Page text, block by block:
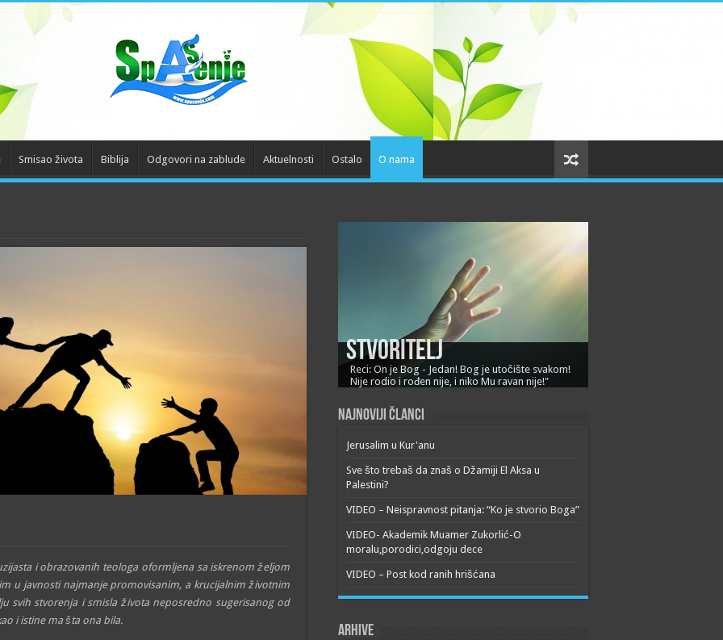
Smisao života Biblija Odgovori na zablude Aktuelnosti Ostalo O nama
i obrazovanih teologa oformljena sa iskrenom željom
u javnosti najmanje promovisanim, a krucijalnim životnim
svih stvorenja i smisla života neposredno sugerisanog od
i istine ma šta ona bila.
Stvoritelj
Reci: On je Bog - Jedan! Bog je utočište svakom!
Nije rodio i rođen nije, i niko Mu ravan nije!"
Najnoviji članci
Jerusalim u Kur'anu
Sve što trebaš da znaš o Džamiji El Aksa u
Palestini?
VIDEO – Neispravnost pitanja: “Ko je stvorio Boga”
VIDEO- Akademik Muamer Zukorlić-O
moralu,porodici,odgoju dece
VIDEO – Post kod ranih hrišćana
Arhive